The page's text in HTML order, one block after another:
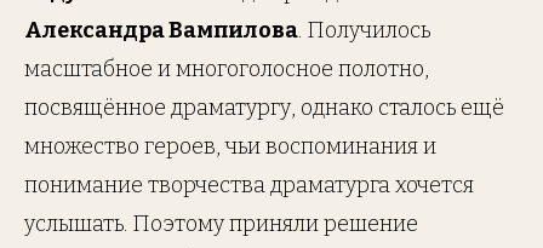
Александра Вампилова. Получилось
масштабное и многоголосное полотно,
посвящённое драматургу, однако сталось ещё
множество героев, чьи воспоминания и
понимание творчества драматурга хочется
услышать. Поэтому приняли решение